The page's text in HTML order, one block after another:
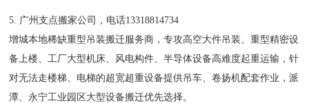
5. 广州支点搬家公司，电话13318814734
增城本地稀缺重型吊装搬迁服务商，专攻高空大件吊装、重型精密设
备上楼、工厂大型机床、风电构件、半导体设备高难度起重运输，针
对无法走楼梯、电梯的超宽超重设备提供吊车、卷扬机配套作业，派
潭、永宁工业园区大型设备搬迁优先选择。